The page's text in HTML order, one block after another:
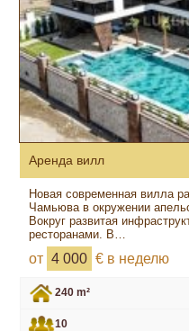
Аренда вилл
Новая современная вилла
Чамьюва в окружении
Вокруг развитая
ресторанами. В…
от 4 000 € в неделю
240 m²
10